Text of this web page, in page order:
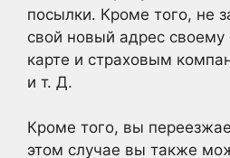
посылки. Кроме того, не
свой новый адрес своему
карте и страховым
и т. Д.
Кроме того, вы
этом случае вы также